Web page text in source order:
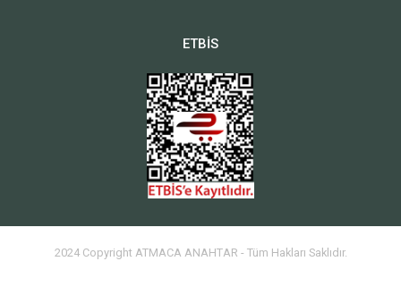
ETBİS
2024 Copyright ATMACA ANAHTAR - Tüm Hakları Saklıdır.